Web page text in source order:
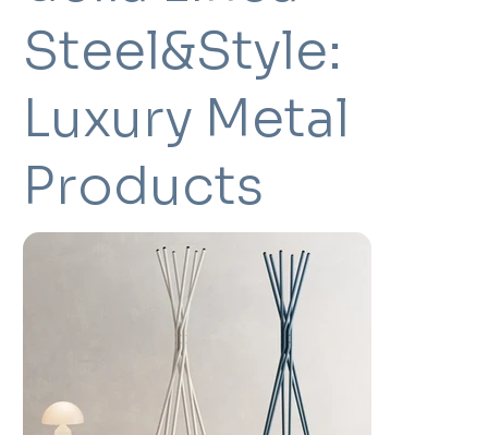
Steel&Style:
Luxury Metal
Products